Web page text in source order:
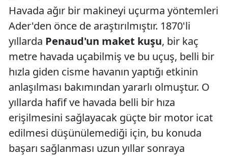
Havada ağır bir makineyi uçurma yöntemleri
Ader'den önce de araştırılmıştır. 1870'li
yıllarda Penaud'un maket kuşu, bir kaç
metre havada uçabilmiş ve bu uçuş, belli bir
hızla giden cisme havanın yaptığı etkinin
anlaşılması bakımından yararlı olmuştur. O
yıllarda hafif ve havada belli bir hıza
erişilmesini sağlayacak güçte bir motor icat
edilmesi düşünülemediği için, bu konuda
başarı sağlanması uzun yıllar sonraya